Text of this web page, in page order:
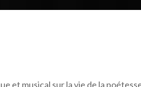
et musical sur la vie de la